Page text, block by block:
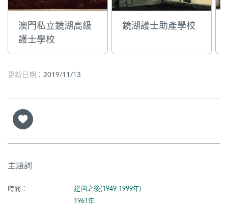
街
澳門私立鏡湖高級
護士學校
鏡湖護士助產學校
更新日期：2019/11/13
主題詞
時間：
建國之後(1949-1999年)
1961年